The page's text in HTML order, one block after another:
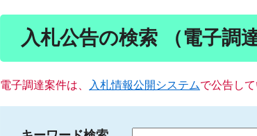
入札公告の検索 （電子調
電子調達案件は、 入札情報公開システムで公告し